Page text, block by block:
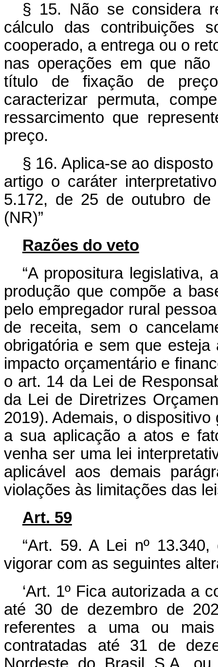
§ 15. Não se considera
cálculo das contribuições
cooperado, a entrega ou o
nas operações em que
título de fixação de
caracterizar permuta,
ressarcimento que
preço.
§ 16. Aplica-se ao
artigo o caráter
5.172, de 25 de outubro de
(NR)”
Razões do veto
“A propositura legislativa,
produção que compõe a
pelo empregador rural
de receita, sem o
obrigatória e sem que
impacto orçamentário e
o art. 14 da Lei de
da Lei de Diretrizes
2019). Ademais, o
a sua aplicação a atos e
venha ser uma lei
aplicável aos demais
violações às limitações das
Art. 59
“Art. 59. A Lei nº
vigorar com as seguintes
‘Art. 1º Fica autorizada a
até 30 de dezembro de
referentes a uma ou
contratadas até 31 de